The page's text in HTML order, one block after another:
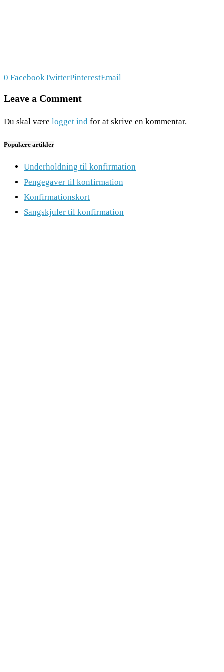
0 FacebookTwitterPinterestEmail
Leave a Comment
Du skal være logget ind for at skrive en kommentar.
Populære artikler
Underholdning til konfirmation
Pengegaver til konfirmation
Konfirmationskort
Sangskjuler til konfirmation